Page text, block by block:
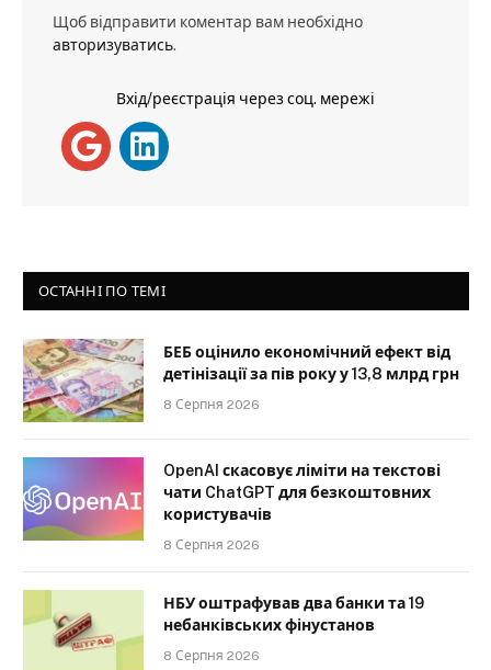
Щоб відправити коментар вам необхідно
авторизуватись.
Вхід/реєстрація через соц. мережі
ОСТАННІ ПО ТЕМІ
БЕБ оцінило економічний ефект від
детінізації за пів року у 13,8 млрд грн
8 Серпня 2026
OpenAI скасовує ліміти на текстові
чати ChatGPT для безкоштовних
користувачів
8 Серпня 2026
НБУ оштрафував два банки та 19
небанківських фінустанов
8 Серпня 2026